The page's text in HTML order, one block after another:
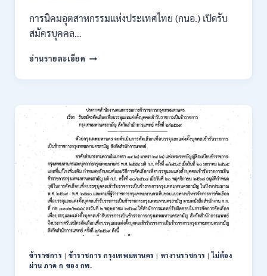
ก
ส.ค.
–
ก.ย.
2569
การนิคมอุตสาหกรรมแห่งประเทศไทย (กนอ.) เปิดรับ
สมัครบุคคล…
อ่านรายละเอียด การ
อุตสาหกรรม
ประเทศไทย
(กนอ.)
เปิด
รับ
สมัคร
บุคคล
เพื่อ
บรรจุ
เป็น
พนักงาน
รัฐวิสาหกิจ
16
/
ป.ตรี
ข้าราชการ |ข้าราชการ กรุงเทพมหานคร | หางานราชการ |ไม่ต้อง
ผ่าน ภาค ก ของ กพ.